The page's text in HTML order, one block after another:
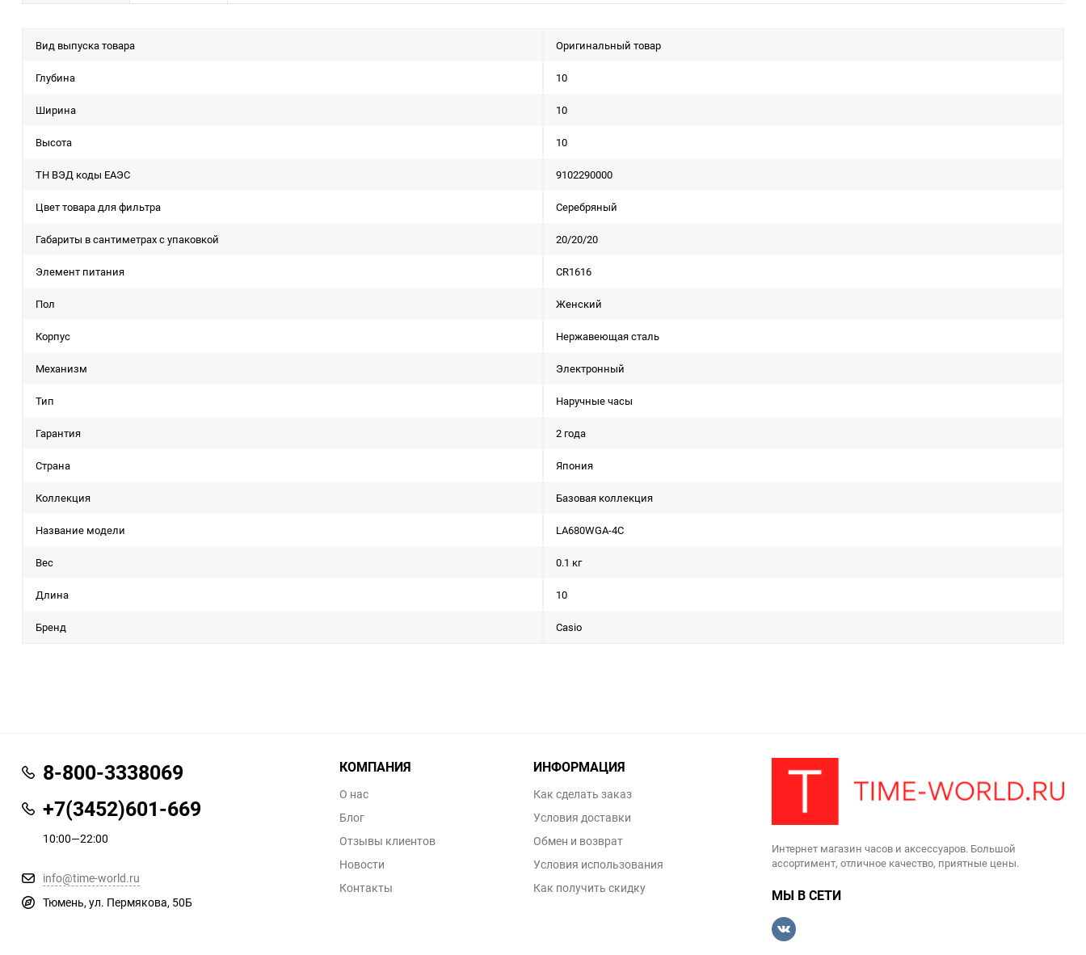
Вид выпуска товара Оригинальный товар
Глубина 10
Ширина 10
Высота 10
ТН ВЭД коды ЕАЭС 9102290000
Цвет товара для фильтра Серебряный
Габариты в сантиметрах с упаковкой 20/20/20
Элемент питания CR1616
Пол Женский
Корпус Нержавеющая сталь
Механизм Электронный
Тип Наручные часы
Гарантия 2 года
Страна Япония
Коллекция Базовая коллекция
Название модели LA680WGA-4C
Вес 0.1 кг
Длина 10
Бренд Casio
8-800-3338069
+7(3452)601-669
10:00—22:00
info@time-world.ru
Тюмень, ул. Пермякова, 50Б
КОМПАНИЯ
О нас
Блог
Отзывы клиентов
Новости
Контакты
ИНФОРМАЦИЯ
Как сделать заказ
Условия доставки
Обмен и возврат
Условия использования
Как получить скидку
Интернет магазин часов и аксессуаров. Большой
ассортимент, отличное качество, приятные цены.
МЫ В СЕТИ